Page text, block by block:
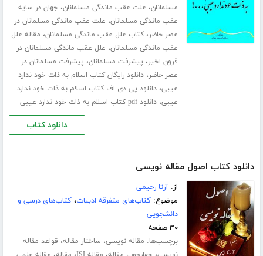
مسلمانان، علت عقب ماندگی مسلمانان، جهان در سایه
عقب ماندگی مسلمانان، علت عقب ماندگی مسلمانان در
عصر حاضر،کتاب علل عقب ماندگی مسلمانان، مقاله علل
عقب ماندگی مسلمانان، علل عقب ماندگی مسلمانان در
قرون اخیر، پیشرفت مسلمانان، پیشرفت مسلمانان در
عصر حاضر،دانلود رایگان کتاب اسلام به ذات خود ندارد
عیبی،دانلود پی دی اف کتاب اسلام به ذات خود ندارد
عیبی،دانلود pdf کتاب اسلام به ذات خود ندارد عیبی
دانلود کتاب
دانلود کتاب اصول مقاله نویسی
از:آرتا رحیمی
موضوع:کتاب‌های متفرقه ادبیات،کتاب‌های درسی و
دانشجویی
۳۰ صفحه
برچسب‌ها: مقاله نویسی، ساختار مقاله، قواعد مقاله